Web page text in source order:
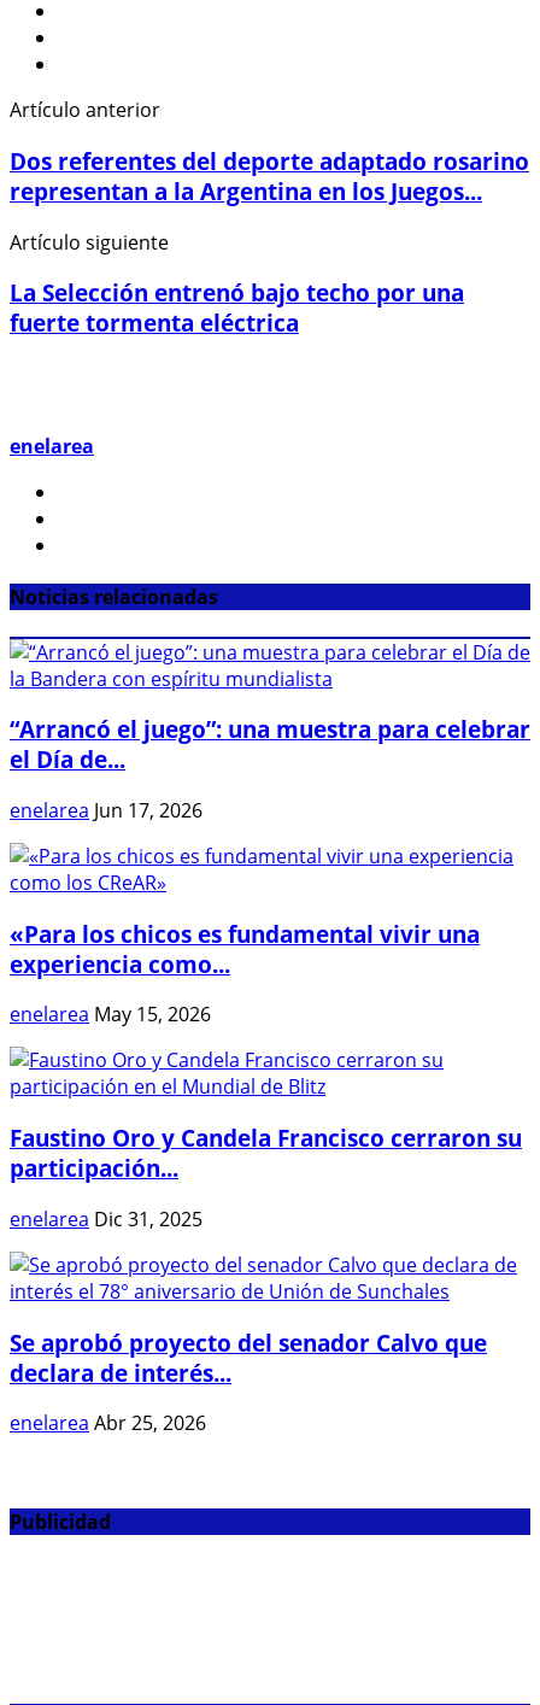
Artículo anterior
Dos referentes del deporte adaptado rosarino
representan a la Argentina en los Juegos...
Artículo siguiente
La Selección entrenó bajo techo por una
fuerte tormenta eléctrica
enelarea
Noticias relacionadas
“Arrancó el juego”: una muestra para celebrar
el Día de...
enelarea Jun 17, 2026
«Para los chicos es fundamental vivir una
experiencia como...
enelarea May 15, 2026
Faustino Oro y Candela Francisco cerraron su
participación...
enelarea Dic 31, 2025
Se aprobó proyecto del senador Calvo que
declara de interés...
enelarea Abr 25, 2026
Publicidad